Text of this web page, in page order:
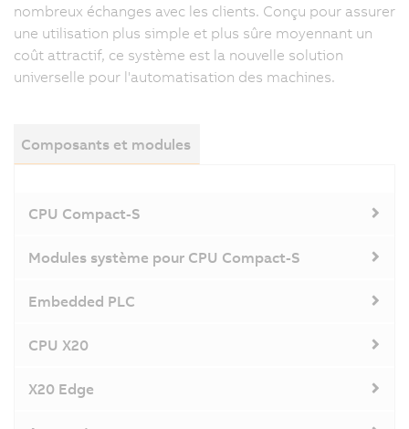
nombreux échanges avec les clients. Conçu pour assurer
une utilisation plus simple et plus sûre moyennant un
coût attractif, ce système est la nouvelle solution
universelle pour l'automatisation des machines.
Composants et modules
CPU Compact-S
Modules système pour CPU Compact-S
Embedded PLC
CPU X20
X20 Edge